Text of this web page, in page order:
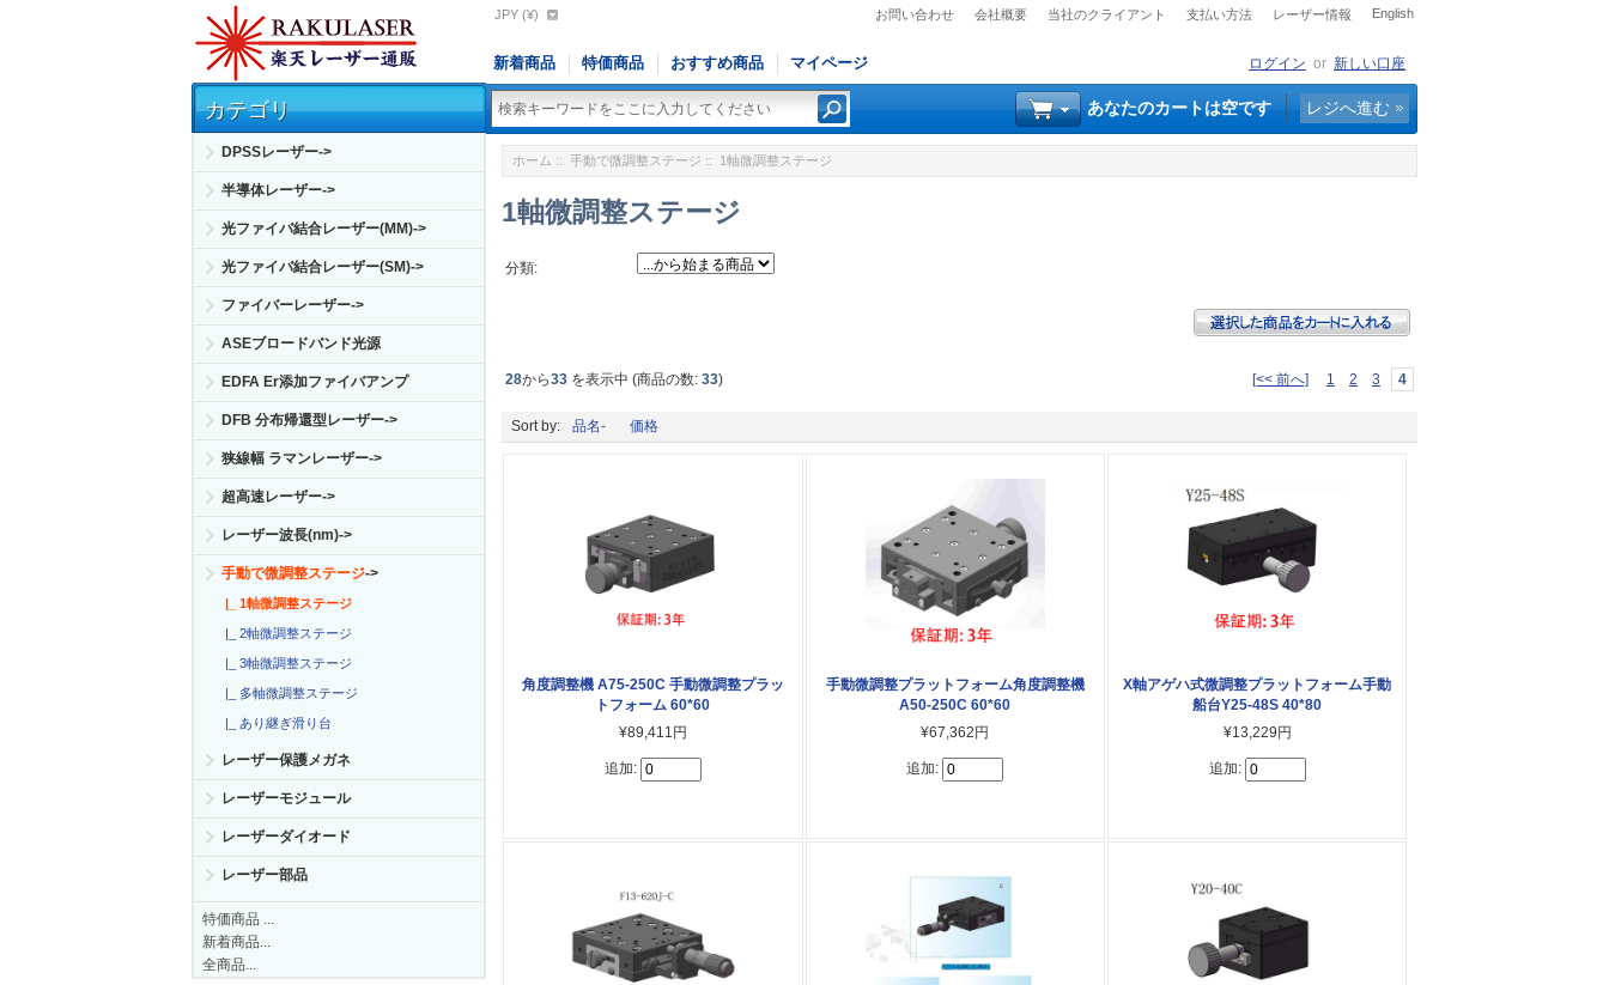
お問い合わせ 会社概要 当社のクライアント 支払い方法 レーザー情報 English
JPY (¥)
新着商品 特価商品 おすすめ商品 マイページ ログイン or 新しい口座
あなたのカートは空です レジへ進む
カテゴリ
DPSSレーザー->
半導体レーザー->
光ファイバ結合レーザー(MM)->
光ファイバ結合レーザー(SM)->
ファイバーレーザー->
ASEブロードバンド光源
EDFA Er添加ファイバアンプ
DFB 分布帰還型レーザー->
狭線幅 ラマンレーザー->
超高速レーザー->
レーザー波長(nm)->
手動で微調整ステージ->
|_ 1軸微調整ステージ
|_ 2軸微調整ステージ
|_ 3軸微調整ステージ
|_ 多軸微調整ステージ
|_ あり継ぎ滑り台
レーザー保護メガネ
レーザーモジュール
レーザーダイオード
レーザー部品
特価商品 ...
新着商品...
全商品...
ホーム ::手動で微調整ステージ :: 1軸微調整ステージ
1軸微調整ステージ
分類:
28から33 を表示中 (商品の数:33) [<< 前へ] 1 2 3 4
Sort by: 品名- 価格
角度調整機 A75-250C 手動微調整プラッ
トフォーム 60*60
¥89,411円
追加:
手動微調整プラットフォーム角度調整機
A50-250C 60*60
¥67,362円
追加:
X軸アゲハ式微調整プラットフォーム手動
船台Y25-48S 40*80
¥13,229円
追加: